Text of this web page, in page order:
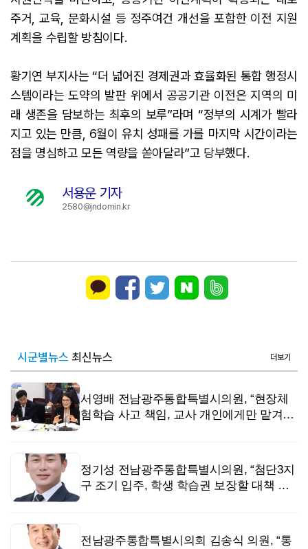
주거, 교육, 문화시설 등 정주여건 개선을 포함한 이전 지원
계획을 수립할 방침이다.
황기연 부지사는 “더 넓어진 경제권과 효율화된 통합 행정시
스템이라는 도약의 발판 위에서 공공기관 이전은 지역의 미
래 생존을 담보하는 최후의 보루”라며 “정부의 시계가 빨라
지고 있는 만큼, 6월이 유치 성패를 가를 마지막 시간이라는
점을 명심하고 모든 역량을 쏟아달라”고 당부했다.
서용운 기자
2580@jndomin.kr
시군별뉴스 최신뉴스 더보기
서영배 전남광주통합특별시의원, “현장체
험학습 사고 책임, 교사 개인에게만 맡겨선
정기성 전남광주통합특별시의원, “첨단3지
구 조기 입주, 학생 학습권 보장할 대책 시
전남광주통합특별시의회 김송식 의원, “통